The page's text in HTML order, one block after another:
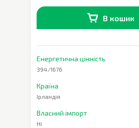
В кошик
Енергетична цінність
394/1676
Країна
Ірландія
Власний імпорт
Ні